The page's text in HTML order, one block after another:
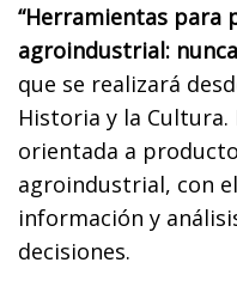
“Herramientas para
agroindustrial:
que se realizará
Historia y la
orientada a
agroindustrial, con
información y
decisiones.